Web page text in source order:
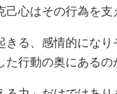
心はその行為を支
る、感情的にな
行動の奥にあるの